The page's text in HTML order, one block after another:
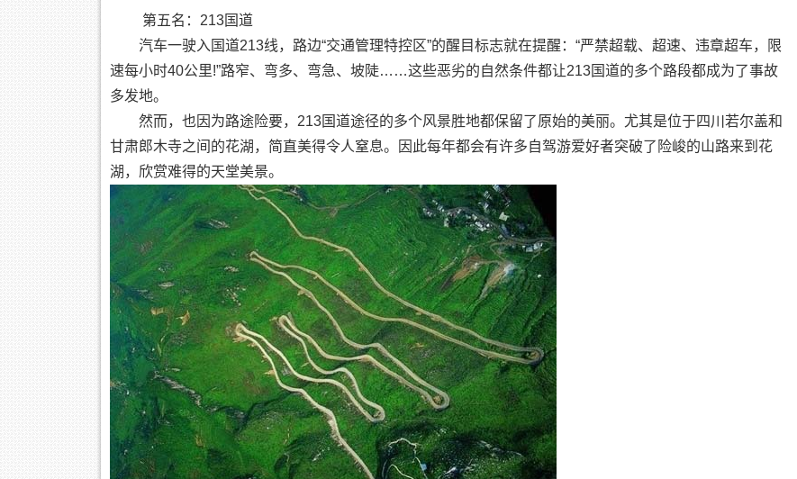
第五名：213国道
汽车一驶入国道213线，路边“交通管理特控区”的醒目标志就在提醒：“严禁超载、超速、违章超车，限
速每小时40公里!”路窄、弯多、弯急、坡陡……这些恶劣的自然条件都让213国道的多个路段都成为了事故
多发地。
然而，也因为路途险要，213国道途径的多个风景胜地都保留了原始的美丽。尤其是位于四川若尔盖和
甘肃郎木寺之间的花湖，简直美得令人窒息。因此每年都会有许多自驾游爱好者突破了险峻的山路来到花
湖，欣赏难得的天堂美景。